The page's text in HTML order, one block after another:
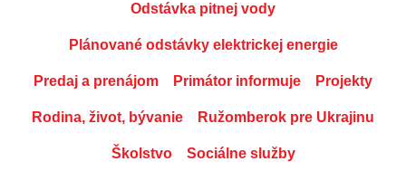
Odstávka pitnej vody
Plánované odstávky elektrickej energie
Predaj a prenájom Primátor informuje Projekty
Rodina, život, bývanie Ružomberok pre Ukrajinu
Školstvo Sociálne služby